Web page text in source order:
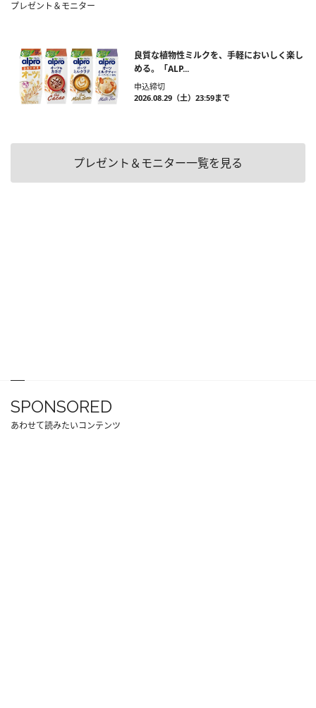
プレゼント＆モニター
良質な植物性ミルクを、手軽においしく楽し
める。「ALP...
申込締切
2026.08.29（土）23:59まで
プレゼント＆モニター一覧を見る
SPONSORED
あわせて読みたいコンテンツ